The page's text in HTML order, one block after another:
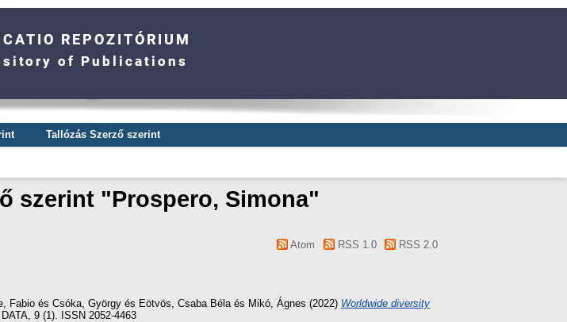
Tallózás Szerző szerint
szerint "Prospero, Simona"
Atom RSS 1.0 RSS 2.0
Fabio és Csóka, György és Eötvös, Csaba Béla és Mikó, Ágnes (2022) Worldwide diversity
9 (1). ISSN 2052-4463